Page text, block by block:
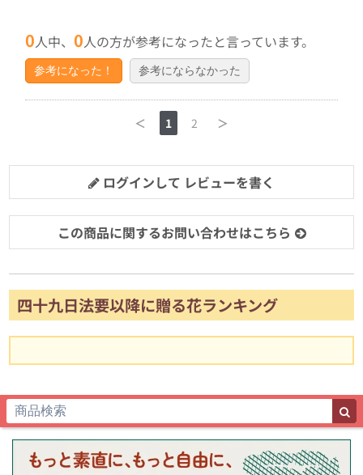
0人中、0人の方が参考になったと言っています。
参考になった！ 参考にならなかった
＜ 1 2 ＞
ログインして レビューを書く
この商品に関するお問い合わせはこちら
四十九日法要以降に贈る花ランキング